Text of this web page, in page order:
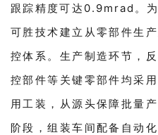
跟踪精度可达0.9mrad。
可胜技术建立从零部件生
控体系。生产制造环节，
控部件等关键零部件均采
用工装，从源头保障批量
阶段，组装车间配备自动